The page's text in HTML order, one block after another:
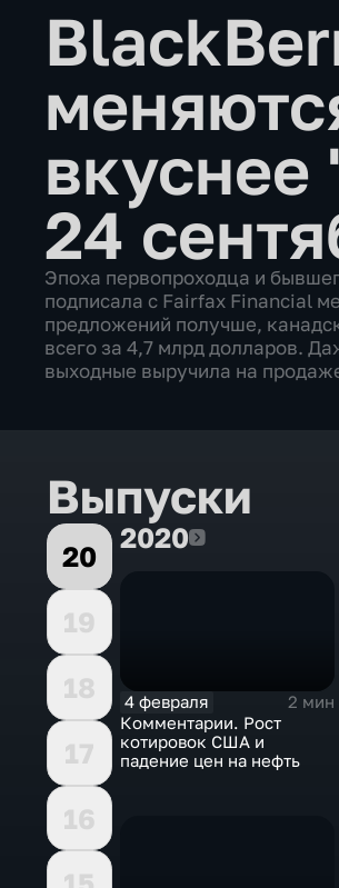
вкуснее
24
Эпоха первопроходца и
подписала с Fairfax Financial
предложений получше,
всего за 4,7 млрд долларов.
выходные выручила на
Выпуски
20
19
18
17
16
20202020
4 февраля
2 мин
Комментарии. Рост
котировок США и
падение цен на нефть